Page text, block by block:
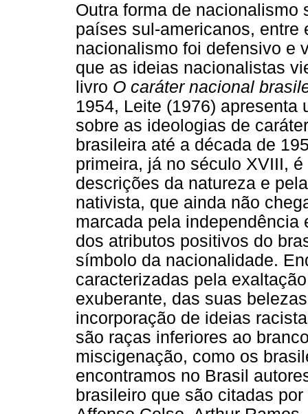
Outra forma de nacionalismo
países sul-americanos, entre
nacionalismo foi defensivo e
que as ideias nacionalistas
livro O caráter nacional
1954, Leite (1976)
sobre as ideologias de
brasileira até a década de
primeira, já no século XVIII,
descrições da natureza e
nativista, que ainda não
marcada pela
dos atributos positivos do
símbolo da nacionalidade.
caracterizadas pela
exuberante, das suas
incorporação de ideias
são raças inferiores ao
miscigenação, como os
encontramos no Brasil
brasileiro que são citadas